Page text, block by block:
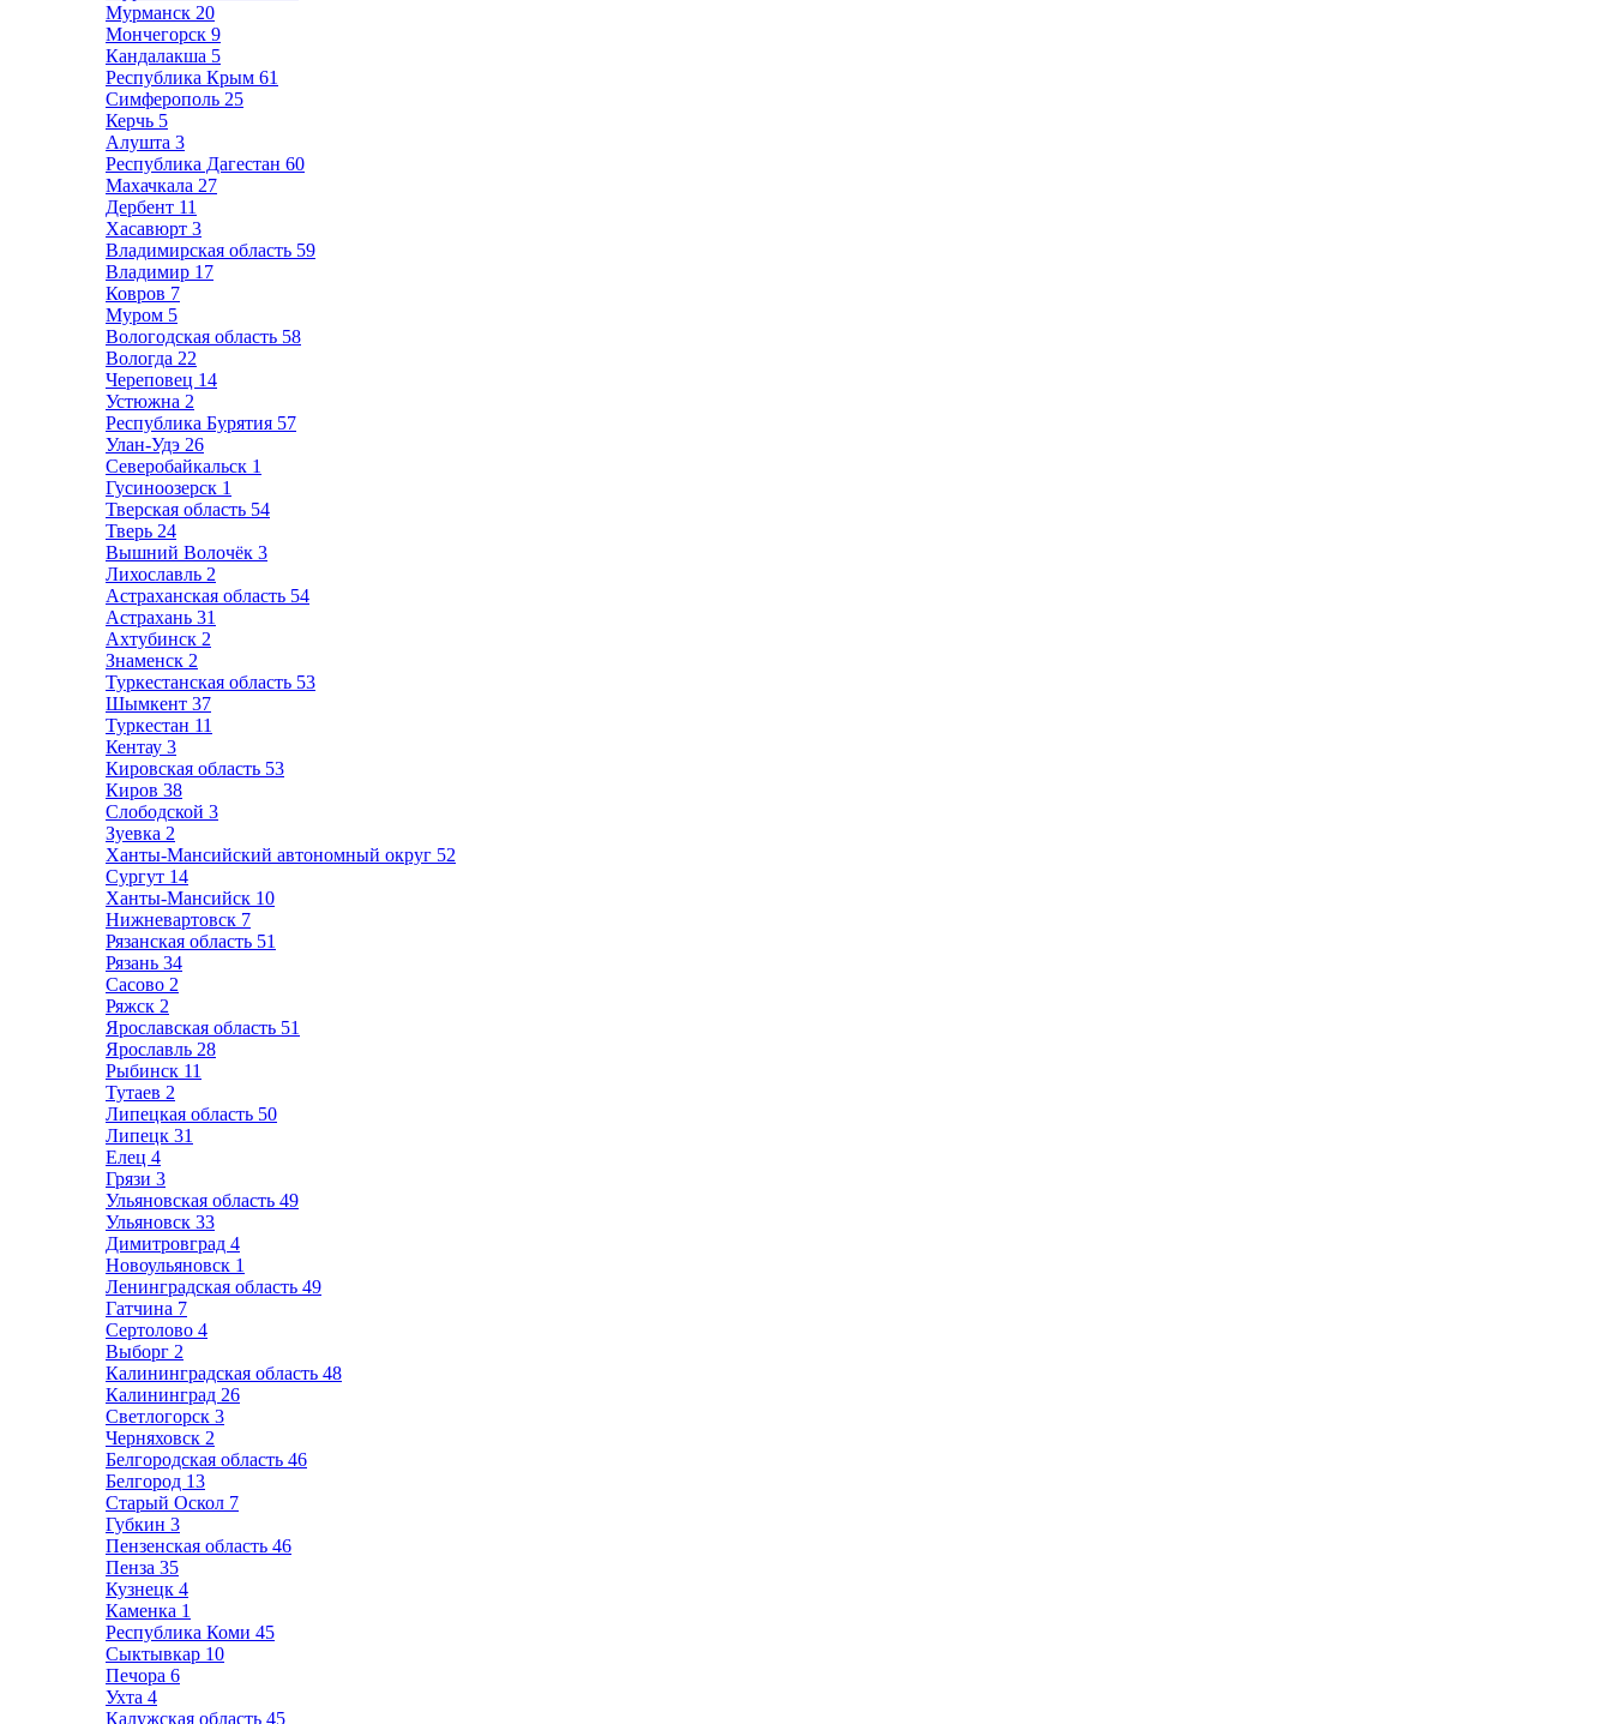
Мурманск 20
Мончегорск 9
Кандалакша 5
Республика Крым 61
Симферополь 25
Керчь 5
Алушта 3
Республика Дагестан 60
Махачкала 27
Дербент 11
Хасавюрт 3
Владимирская область 59
Владимир 17
Ковров 7
Муром 5
Вологодская область 58
Вологда 22
Череповец 14
Устюжна 2
Республика Бурятия 57
Улан-Удэ 26
Северобайкальск 1
Гусиноозерск 1
Тверская область 54
Тверь 24
Вышний Волочёк 3
Лихославль 2
Астраханская область 54
Астрахань 31
Ахтубинск 2
Знаменск 2
Туркестанская область 53
Шымкент 37
Туркестан 11
Кентау 3
Кировская область 53
Киров 38
Слободской 3
Зуевка 2
Ханты-Мансийский автономный округ 52
Сургут 14
Ханты-Мансийск 10
Нижневартовск 7
Рязанская область 51
Рязань 34
Сасово 2
Ряжск 2
Ярославская область 51
Ярославль 28
Рыбинск 11
Тутаев 2
Липецкая область 50
Липецк 31
Елец 4
Грязи 3
Ульяновская область 49
Ульяновск 33
Димитровград 4
Новоульяновск 1
Ленинградская область 49
Гатчина 7
Сертолово 4
Выборг 2
Калининградская область 48
Калининград 26
Светлогорск 3
Черняховск 2
Белгородская область 46
Белгород 13
Старый Оскол 7
Губкин 3
Пензенская область 46
Пенза 35
Кузнецк 4
Каменка 1
Республика Коми 45
Сыктывкар 10
Печора 6
Ухта 4
Калужская область 45